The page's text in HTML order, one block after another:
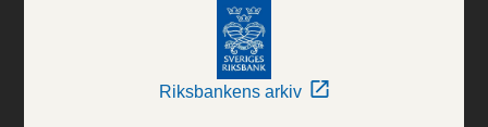
Riksbankens arkiv